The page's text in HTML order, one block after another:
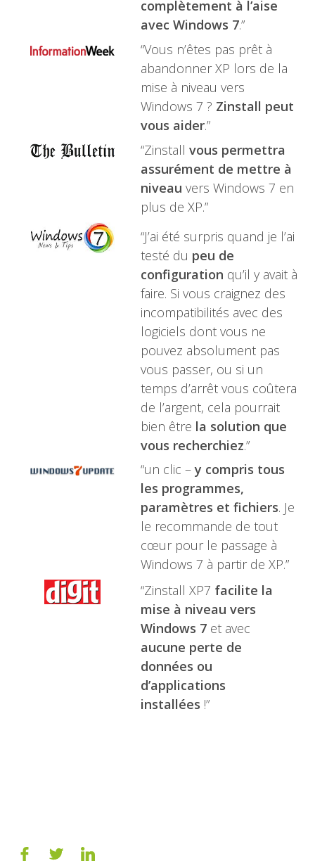
complètement à l’aise
avec Windows 7.”
“Vous n’êtes pas prêt à
abandonner XP lors de la
mise à niveau vers
Windows 7 ? Zinstall peut
vous aider.”
“Zinstall vous permettra
assurément de mettre à
niveau vers Windows 7 en
plus de XP.”
“J’ai été surpris quand je l’ai
testé du peu de
configuration qu’il y avait à
faire. Si vous craignez des
incompatibilités avec des
logiciels dont vous ne
pouvez absolument pas
vous passer, ou si un
temps d’arrêt vous coûtera
de l’argent, cela pourrait
bien être la solution que
vous recherchiez.”
“un clic –y compris tous
les programmes,
paramètres et fichiers. Je
le recommande de tout
cœur pour le passage à
Windows 7 à partir de XP.”
“Zinstall XP7 facilite la
mise à niveau vers
Windows 7 et avec
aucune perte de
données ou
d’applications
installées !”